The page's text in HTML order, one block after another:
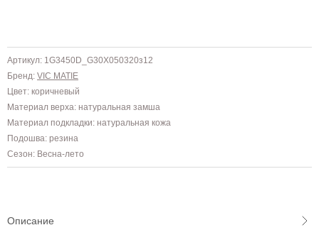
Артикул: 1G3450D_G30X050320з12
Бренд: VIC MATIE
Цвет: коричневый
Материал верха: натуральная замша
Материал подкладки: натуральная кожа
Подошва: резина
Сезон: Весна-лето
Описание